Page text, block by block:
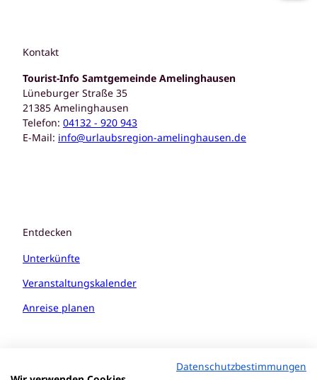
Kontakt
Tourist-Info Samtgemeinde Amelinghausen
Lüneburger Straße 35
21385 Amelinghausen
Telefon: 04132 - 920 943
E-Mail: info@urlaubsregion-amelinghausen.de
Entdecken
Unterkünfte
Veranstaltungskalender
Anreise planen
Datenschutzbestimmungen